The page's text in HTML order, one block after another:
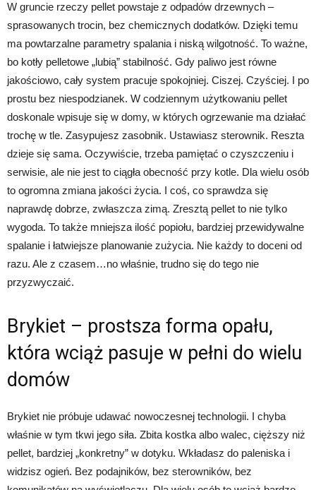
W gruncie rzeczy pellet powstaje z odpadów drzewnych –
sprasowanych trocin, bez chemicznych dodatków. Dzięki temu
ma powtarzalne parametry spalania i niską wilgotność. To ważne,
bo kotły pelletowe „lubią” stabilność. Gdy paliwo jest równe
jakościowo, cały system pracuje spokojniej. Ciszej. Czyściej. I po
prostu bez niespodzianek. W codziennym użytkowaniu pellet
doskonale wpisuje się w domy, w których ogrzewanie ma działać
trochę w tle. Zasypujesz zasobnik. Ustawiasz sterownik. Reszta
dzieje się sama. Oczywiście, trzeba pamiętać o czyszczeniu i
serwisie, ale nie jest to ciągła obecność przy kotle. Dla wielu osób
to ogromna zmiana jakości życia. I coś, co sprawdza się
naprawdę dobrze, zwłaszcza zimą. Zresztą pellet to nie tylko
wygoda. To także mniejsza ilość popiołu, bardziej przewidywalne
spalanie i łatwiejsze planowanie zużycia. Nie każdy to doceni od
razu. Ale z czasem…no właśnie, trudno się do tego nie
przyzwyczaić.
Brykiet – prostsza forma opału,
która wciąż pasuje w pełni do wielu
domów
Brykiet nie próbuje udawać nowoczesnej technologii. I chyba
właśnie w tym tkwi jego siła. Zbita kostka albo walec, cięższy niż
pellet, bardziej „konkretny” w dotyku. Wkładasz do paleniska i
widzisz ogień. Bez podajników, bez sterowników, bez